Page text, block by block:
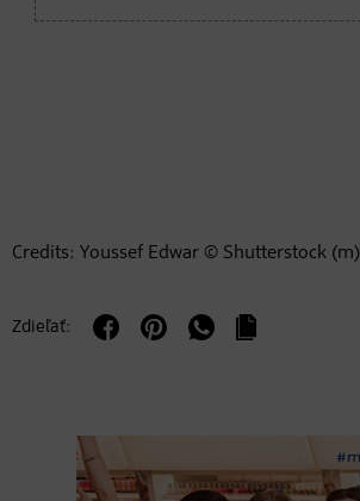
Credits: Youssef Edwar © Shutterstock (m)
Zdieľať: